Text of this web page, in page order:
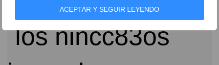
ACEPTAR Y SEGUIR LEYENDO